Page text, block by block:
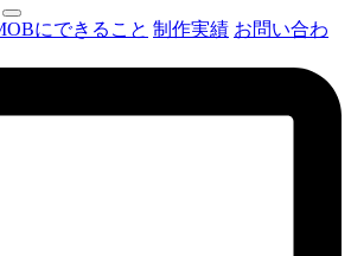
にできること 制作実績 お問い合わ